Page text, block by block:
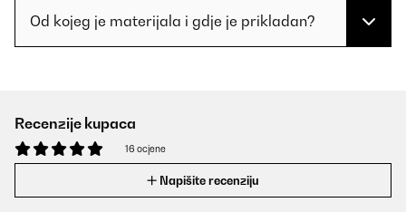
Od kojeg je materijala i gdje je prikladan?
Recenzije kupaca
16 ocjene
Napišite recenziju